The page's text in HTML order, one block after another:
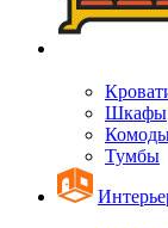
Шкафы
Тумбы